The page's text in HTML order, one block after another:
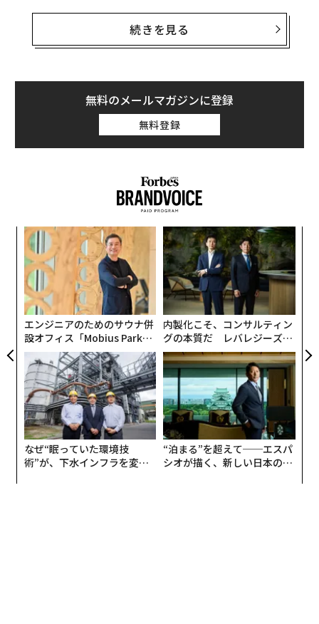
AI / 人工知能
子ども/未成年
advertisement
「米国の平均的な高校の、ほぼ1クラスに1人が被害を受
けていることになる」と、Thornの研究責任者のメリッ
ンライン上での児童の性的虐待コンテンツ（CSAM）の
拡散防止に取り組む団体だ。「これは、すべてのコミュ
ニティで発生している問題であり、社会として対応すべ
き時が来ている」と彼女は強調した。
フェイクの入手や作成も容易になっている。特に、こう
したコンテンツはティーンの少女たちに重大な影響を及
続きを見る
無料のメールマガジンに登録
無料登録
エンジニアのためのサウナ併
設オフィス「Mobius Park」
がオープン──タマディック
が健康経営を徹底する理由
内製化こそ、コンサルティン
グの本質だ レバレジーズが
実践する、次世代ファームの
全貌
なぜ“眠っていた環境技
術”が、下水インフラを変え
“泊まる”を超えて──エスパ
シオが描く、新しい日本のラ